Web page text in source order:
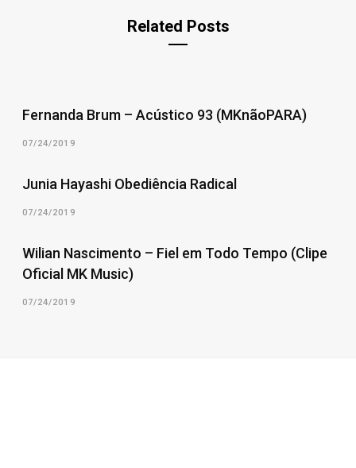
Related Posts
Fernanda Brum – Acústico 93 (MKnãoPARA)
07/24/2019
Junia Hayashi Obediência Radical
07/24/2019
Wilian Nascimento – Fiel em Todo Tempo (Clipe
Oficial MK Music)
07/24/2019